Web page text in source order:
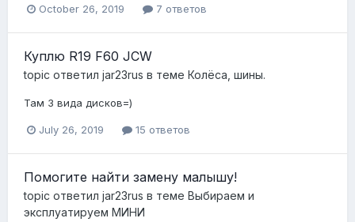
October 26, 2019 7 ответов
Куплю R19 F60 JCW
topic ответил jar23rus в теме Колёса, шины.
Там 3 вида дисков=)
July 26, 2019 15 ответов
Помогите найти замену малышу!
topic ответил jar23rus в теме Выбираем и
эксплуатируем МИНИ